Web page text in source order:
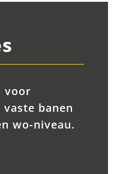
Kennisbank
Contact
voor
banen
wo-niveau.